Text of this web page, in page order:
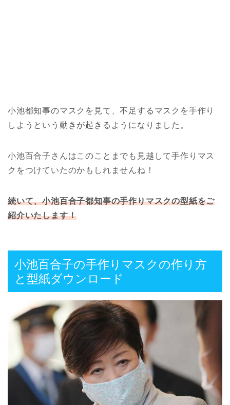
小池都知事のマスクを見て、不足するマスクを手作り
しようという動きが起きるようになりました。
小池百合子さんはこのことまでも見越して手作りマス
クをつけていたのかもしれませんね！
続いて、小池百合子都知事の手作りマスクの型紙をご
紹介いたします！
小池百合子の手作りマスクの作り方
と型紙ダウンロード